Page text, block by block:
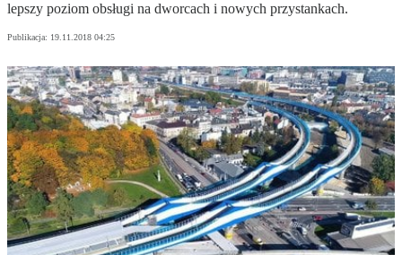
lepszy poziom obsługi na dworcach i nowych przystankach.
Publikacja: 19.11.2018 04:25